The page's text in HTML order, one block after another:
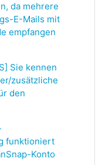
da mehrere
E-Mails mit
empfangen
Sie kennen
zusätzliche
den
funktioniert
Konto